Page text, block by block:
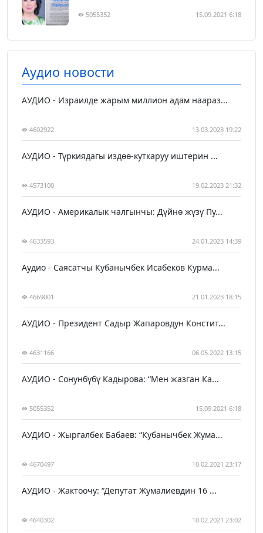
5055352 15.09.2021 6:18
Аудио новости
АУДИО - Израилде жарым миллион адам наараз...
4602922 13.03.2023 19:22
АУДИО - Түркиядагы издөө-куткаруу иштерин ...
4573100 19.02.2023 21:32
АУДИО - Америкалык чалгынчы: Дүйнө жүзү Пу...
4633593 24.01.2023 14:39
Аудио - Саясатчы Кубанычбек Исабеков Курма...
4669001 21.01.2023 18:15
АУДИО - Президент Садыр Жапаровдун Констит...
4631166 06.05.2022 13:15
АУДИО - Сонунбүбү Кадырова: “Мен жазган Ка...
5055352 15.09.2021 6:18
АУДИО - Жыргалбек Бабаев: “Кубанычбек Жума...
4670497 10.02.2021 23:17
АУДИО - Жактоочу: “Депутат Жумалиевдин 16 ...
4640302 10.02.2021 23:02